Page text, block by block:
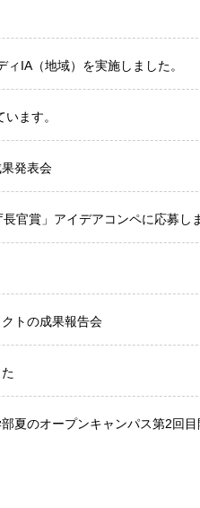
IA（地域）を実施しました。
ます。
発表会
官賞」アイデアコンペに応募し
トの成果報告会
夏のオープンキャンパス第2回目